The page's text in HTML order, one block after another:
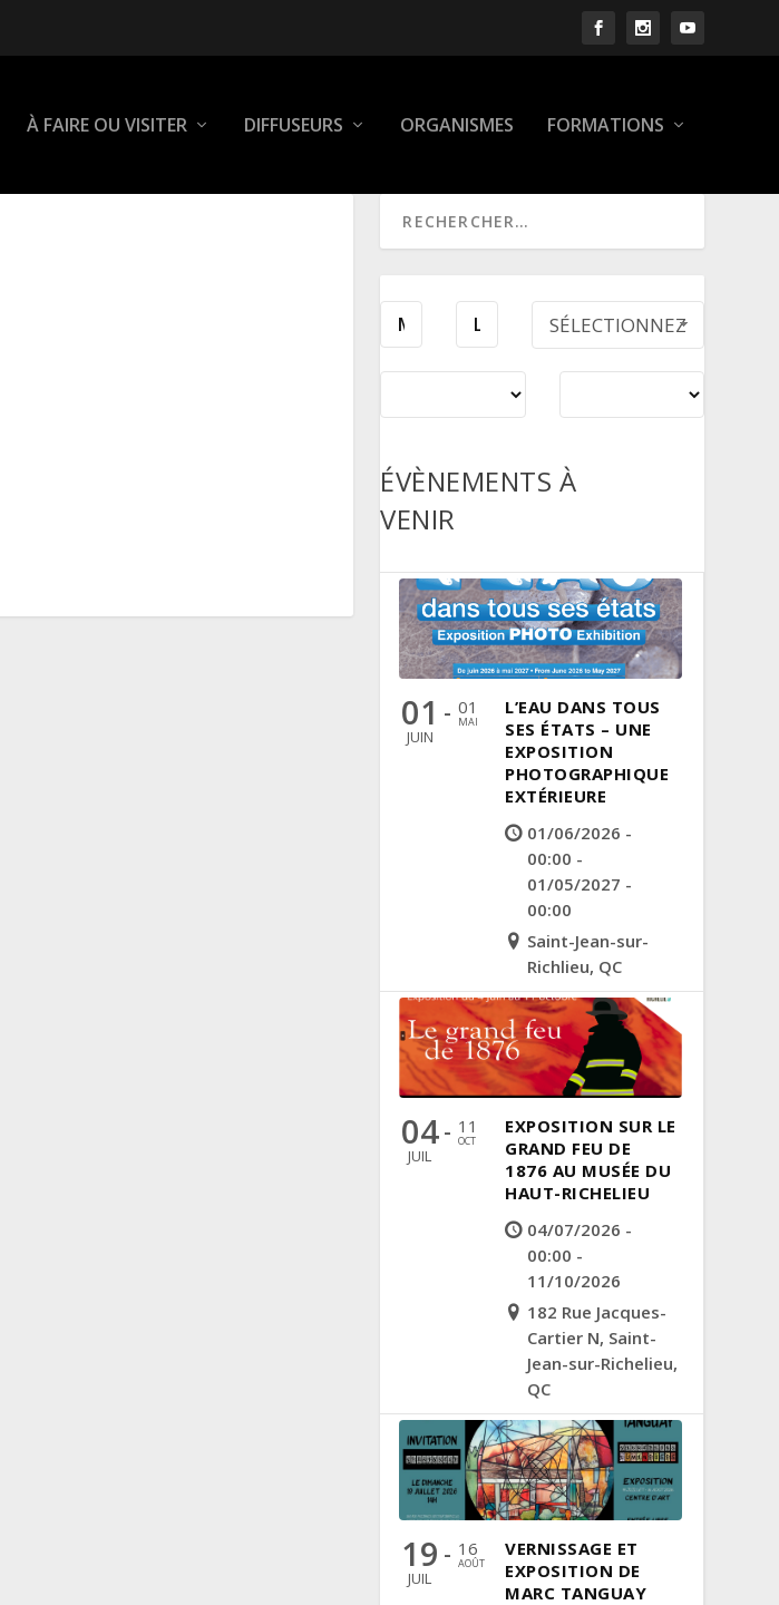
À FAIRE OU VISITER DIFFUSEURS ORGANISMES FORMATIONS
SÉLECTIONNEZ
UNE PÉRIODE
ÉVÈNEMENTS À
VENIR
01
JUIN
- 01
MAI
L’EAU DANS TOUS
SES ÉTATS – UNE
EXPOSITION
PHOTOGRAPHIQUE
EXTÉRIEURE
01/06/2026 -
00:00 -
01/05/2027 -
00:00
Saint-Jean-sur-
Richlieu, QC
04
JUIL
- 11
OCT
EXPOSITION SUR LE
GRAND FEU DE
1876 AU MUSÉE DU
HAUT-RICHELIEU
04/07/2026 -
00:00 -
11/10/2026
182 Rue Jacques-
Cartier N, Saint-
Jean-sur-Richelieu,
QC
19
JUIL
- 16
AOÛT
VERNISSAGE ET
EXPOSITION DE
MARC TANGUAY